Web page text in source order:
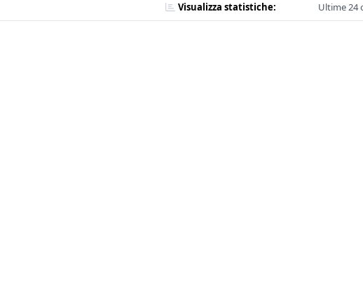
Visualizza statistiche: Ultime 24